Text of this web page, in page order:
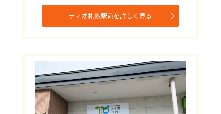
ティオ札幌駅前を詳しく見る